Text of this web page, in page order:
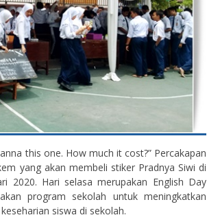
this one. How much it cost?” Percakapan
yang akan membeli stiker Pradnya Siwi di
2020. Hari selasa merupakan English Day
program sekolah untuk meningkatkan
siswa di sekolah.